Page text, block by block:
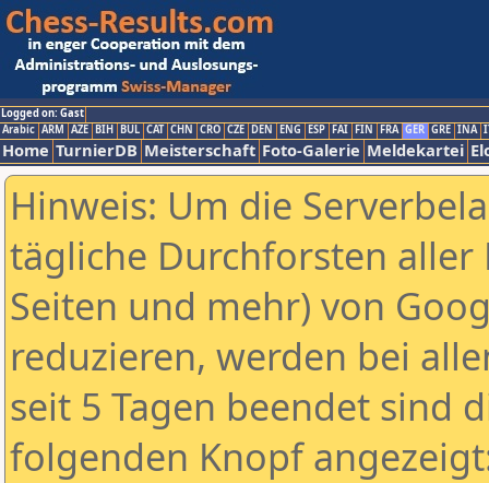
Logged on: Gast
Arabic ARM AZE BIH BUL CAT CHN CRO CZE DEN ENG ESP FAI FIN FRA GER GRE INA
Home TurnierDB Meisterschaft Foto-Galerie Meldekartei
Hinweis: Um die
tägliche Durchforsten aller
Seiten und mehr) von
reduzieren, werden bei
seit 5 Tagen beendet sind
folgenden Knopf